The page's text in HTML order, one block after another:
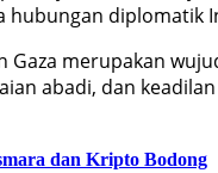
diplomatik
merupakan
abadi, dan
dan Kripto Bodong